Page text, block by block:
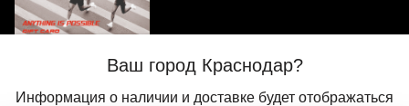
Ваш город Краснодар?
Информация о наличии и доставке будет отображаться
Положение о программе лояльности